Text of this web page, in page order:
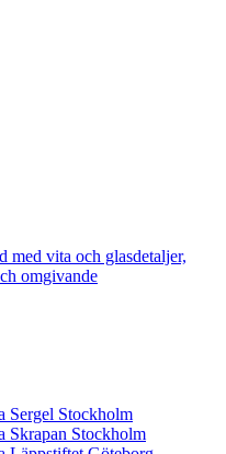
Sergel Stockholm
Skrapan Stockholm